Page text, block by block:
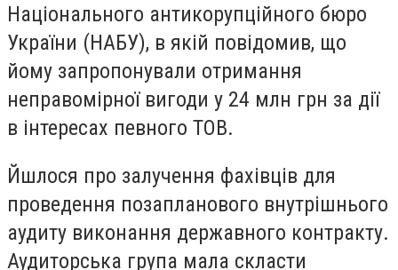
Національного антикорупційного бюро
України (НАБУ), в якій повідомив, що
йому запропонували отримання
неправомірної вигоди у 24 млн грн за дії
в інтересах певного ТОВ.
Йшлося про залучення фахівців для
проведення позапланового внутрішнього
аудиту виконання державного контракту.
Аудиторська група мала скласти